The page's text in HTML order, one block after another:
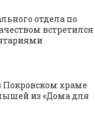
отдела по
встретился
Покровском храме
из «Дома для